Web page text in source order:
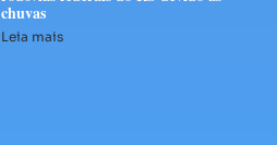
chuvas
Leia mais